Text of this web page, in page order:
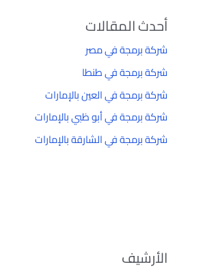
أحدث المقالات
شركة برمجة في مصر
شركة برمجة في طنطا
شركة برمجة في العين بالإمارات
شركة برمجة في أبو ظبي بالإمارات
شركة برمجة في الشارقة بالإمارات
الأرشيف